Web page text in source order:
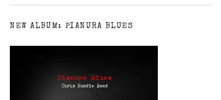
NEW ALBUM: PIANURA BLUES